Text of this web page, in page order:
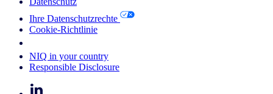
Ihre Datenschutzrechte
Cookie-Richtlinie
NIQ in your country
Responsible Disclosure